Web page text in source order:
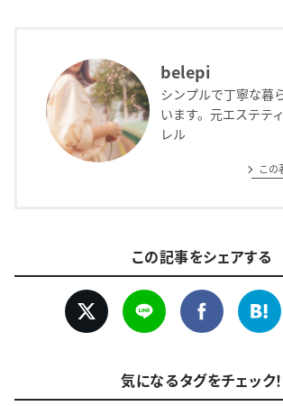
belepi
シンプルで丁寧な暮
います。元エステテ
レル
この
この記事をシェアする
気になるタグをチェック！